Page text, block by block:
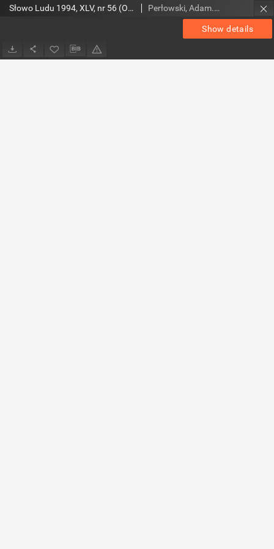
Show details
Słowo Ludu 1994, XLV, nr 56 (Ostrowiec-Starachowice-Skarżysko-Końskie) Perłowski, Adam. Red.